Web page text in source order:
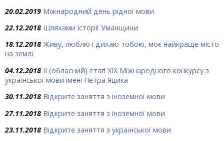
20.02.2019 Міжнародний день рідної мови
22.12.2018 Шляхами історії Уманщини
18.12.2018 Живу, люблю і дихаю тобою, моє найкраще місто
на землі
04.12.2018 ІІ (обласний) етап ХІХ Міжнародного конкурсу з
української мови імені Петра Яцика
30.11.2018 Відкрите заняття з іноземної мови
27.11.2018 Відкрите заняття з іноземної мови
23.11.2018 Відкрите заняття з української мови